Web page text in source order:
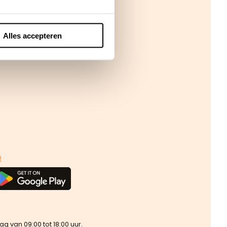
Alles accepteren
van 09:00 tot 18:00 uur.